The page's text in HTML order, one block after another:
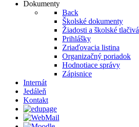
Dokumenty
Back
Školské dokumenty
Žiadosti a školské tlačivá
Prihlášky
Zriaďovacia listina
Organizačný poriadok
Hodnotiace správy
Zápisnice
Internát
Jedáleň
Kontakt